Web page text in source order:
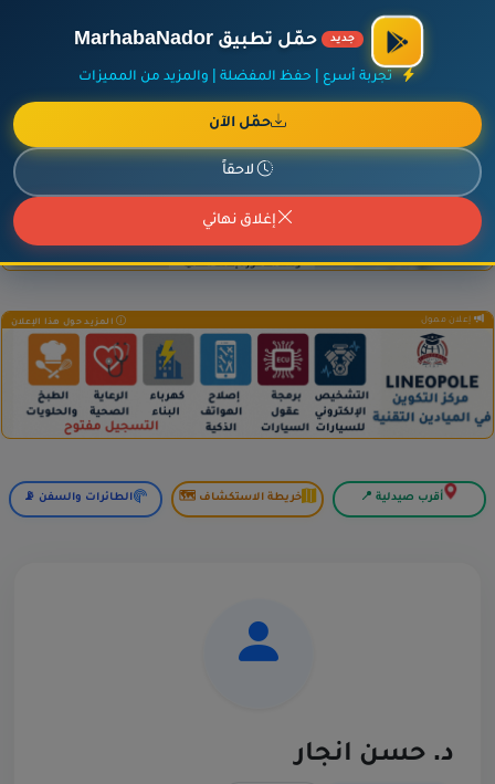
أضف نشاطك مجاناً
جديد حمّل تطبيق MarhabaNador
تجربة أسرع | حفظ المفضلة | والمزيد من المميزات
حمّل الآن
لاحقاً
إغلاق نهائي
إعلان ممول المزيد حول هذا الإعلان
إعلان ممول المزيد حول هذا الإعلان
أقرب صيدلية 📍 خريطة الاستكشاف 🗺️ الطائرات والسفن 📡
د. حسن انجار